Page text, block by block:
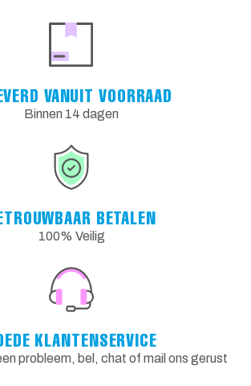
VANUIT VOORRAAD
Binnen 14 dagen
BETALEN
100% Veilig
KLANTENSERVICE
probleem, bel, chat of mail ons gerust